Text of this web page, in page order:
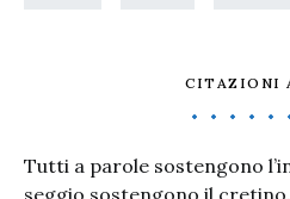
CITAZIONI
Tutti a parole sostengono
seggio sostengono il cretino.